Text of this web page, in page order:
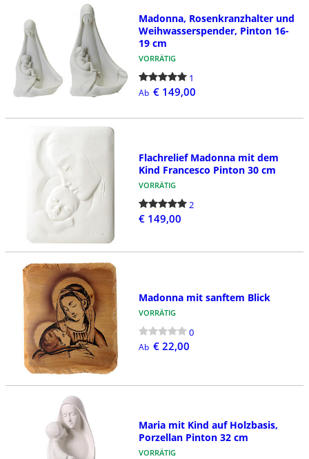
Madonna, Rosenkranzhalter und
Weihwasserspender, Pinton 16-
19 cm
VORRÄTIG
1
Ab € 149,00
Flachrelief Madonna mit dem
Kind Francesco Pinton 30 cm
VORRÄTIG
2
€ 149,00
Madonna mit sanftem Blick
VORRÄTIG
0
Ab € 22,00
Maria mit Kind auf Holzbasis,
Porzellan Pinton 32 cm
VORRÄTIG